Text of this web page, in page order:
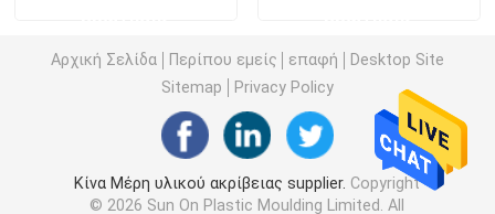
Φόρμα εγχύσεων σιλικόνης
Μέρη τηλεπικοινωνιών
Πλαστικά ιατρικά μέρη σχηματοποίησης εγχύσεων
Αρχική Σελίδα Περίπου εμείς επαφή
Desktop Site
Sitemap
Privacy Policy
Κίνα Μέρη υλικού ακρίβειας supplier. Copyright
© 2026 Sun On Plastic Moulding Limited. All